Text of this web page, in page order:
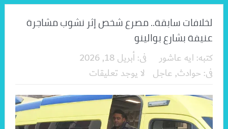
لخلافات سابقة.. مصرع شخص إثر نشوب مشاجرة
عنيفة بشارع بوالينو
كتبه: ايه عاشور فى:أبريل 18, 2026
فى: حوادث, عاجل لا يوجد تعليقات